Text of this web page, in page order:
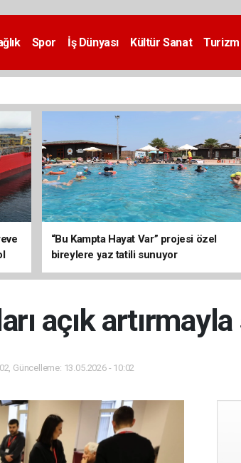
Spor İş Dünyası Kültür Sanat
Turizm
“Bu Kampta Hayat Var” projesi özel
bireylere yaz tatili sunuyor
açık
Güncelleme: 13.05.2026 - 10:02